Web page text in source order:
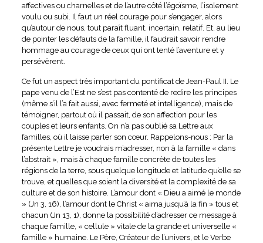
affectives ou charnelles et de l’autre côté l’égoïsme, l’isolement
voulu ou subi. Il faut un réel courage pour s’engager, alors
qu’autour de nous, tout paraît fluant, incertain, relatif. Et, au lieu
de pointer les défauts de la famille, il faudrait savoir rendre
hommage au courage de ceux qui ont tenté l’aventure et y
persévèrent.
Ce fut un aspect très important du pontificat de Jean-Paul II. Le
pape venu de l’Est ne s’est pas contenté de redire les principes
(même s’il l’a fait aussi, avec fermeté et intelligence), mais de
témoigner, partout où il passait, de son affection pour les
couples et leurs enfants. On n’a pas oublié sa Lettre aux
familles, où il laisse parler son cœur. Rappelons-nous : Par la
présente Lettre je voudrais m’adresser, non à la famille « dans
l’abstrait », mais à chaque famille concrète de toutes les
régions de la terre, sous quelque longitude et latitude qu’elle se
trouve, et quelles que soient la diversité et la complexité de sa
culture et de son histoire. L’amour dont « Dieu a aimé le monde
» (Jn 3, 16), l’amour dont le Christ « aima jusqu’à la fin » tous et
chacun (Jn 13, 1), donne la possibilité d’adresser ce message à
chaque famille, « cellule » vitale de la grande et universelle «
famille » humaine. Le Père, Créateur de l’univers, et le Verbe